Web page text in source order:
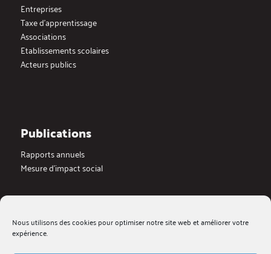
Nous utilisons des cookies pour optimiser notre site web et améliorer votre
expérience.
Entreprises
Taxe d’apprentissage
Associations
Etablissements scolaires
Acteurs publics
Publications
Rapports annuels
Mesure d’impact social
Dernières actualités
Blog